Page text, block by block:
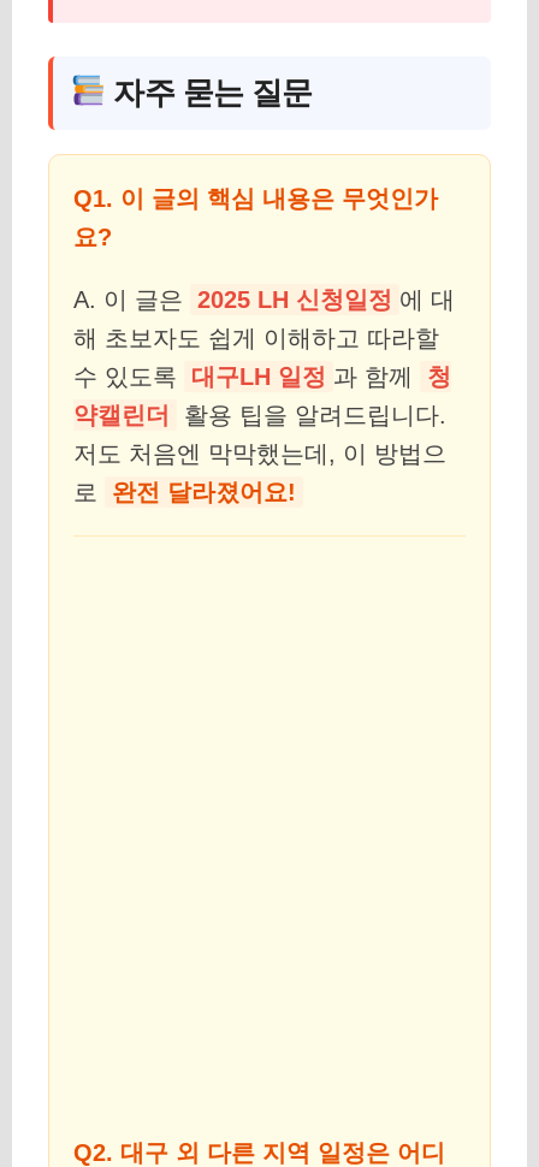
자주 묻는 질문
Q1. 이 글의 핵심 내용은 무엇인가
요?
A. 이 글은 2025 LH 신청일정 에 대
해 초보자도 쉽게 이해하고 따라할
수 있도록
대구LH 일정 과 함께
청
약캘린더
활용 팁을 알려드립니다.
저도 처음엔 막막했는데, 이 방법으
로
완전 달라졌어요!
Q2. 대구 외 다른 지역 일정은 어디